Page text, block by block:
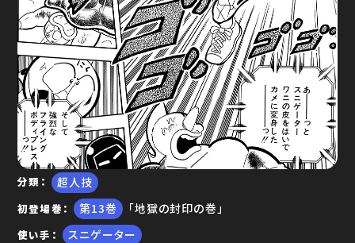
超人総選挙
新超人募集
ゆで問答
分類 超人技
初登場巻 13 「地獄の封印の巻」
使い手 スニゲーター